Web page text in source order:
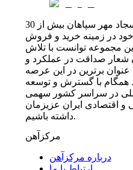
مرکزآهن با نام تجاری آهن سجاد مهر سپاهان بیش از 30
در زمینه خرید و فروش
مجموعه توانست با تلاش
شعار صداقت در عملکرد و
برترین در این عرصه
با گسترش و توسعه
ملی در سراسر کشور سهمی
و اقتصادی ایران عزیزمان
داشته باشیم.
مرکزآهن
درباره مرکزآهن